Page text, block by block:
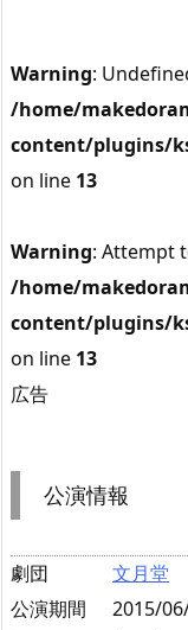
Warning:
/home/
content/plugins/
on line 13
Warning: Attempt
/home/
content/plugins/
on line 13
広告
公演情報
劇団
文月堂
公演期間
2015/